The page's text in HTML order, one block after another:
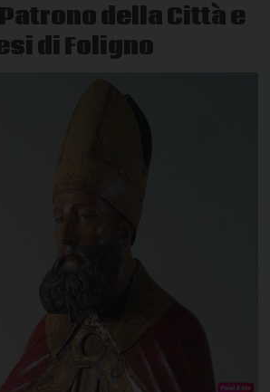
della Città e
di Foligno